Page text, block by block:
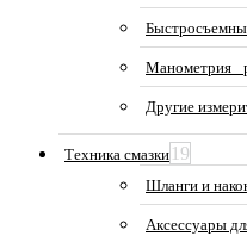
Манометрия_
Другие
Техника смазки 19
Шланги и
Аксессуары